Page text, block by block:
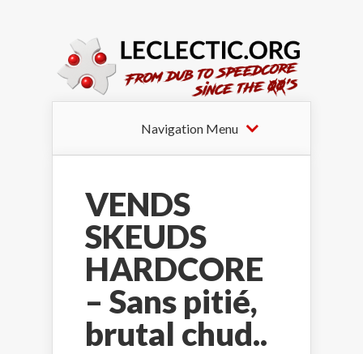
Navigation Menu
VENDS
SKEUDS
HARDCORE
– Sans pitié,
brutal chud..